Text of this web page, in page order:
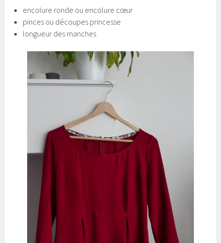
encolure ronde ou encolure cœur
pinces ou découpes princesse
longueur des manches